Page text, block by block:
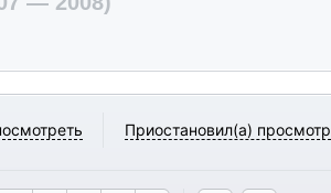
Приостановил(а) просмотр